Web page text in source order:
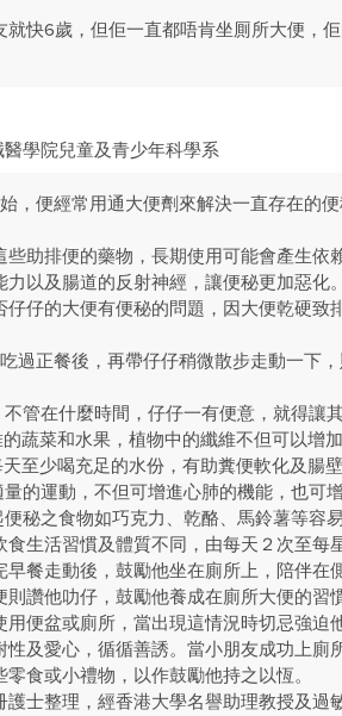
就快6歲，但佢一直都唔肯坐厠所大便，
學院兒童及青少年科學系
，便經常用通大便劑來解決一直存在的
些助排便的藥物，長期使用可能會產生
以及腸道的反射神經，讓便秘更加惡化。
仔仔的大便有便秘的問題，因大便乾硬
過正餐後，再帶仔仔稍微散步走動一下
管在什麼時間，仔仔一有便意，就得讓其
蔬菜和水果，植物中的纖維不但可以增
至少喝充足的水份，有助糞便軟化及腸壁
的運動，不但可增進心肺的機能，也可
秘之食物如巧克力、乾酪、馬鈴薯等容
食生活習慣及體質不同，由每天２次至每
早餐走動後，鼓勵他坐在廁所上，陪伴
則讚他叻仔，鼓勵他養成在廁所大便的
用便盆或廁所，當出現這情況時切忌強
性及愛心，循循善誘。當小朋友成功上
食或小禮物，以作鼓勵他持之以恆。
護士整理，經香港大學名譽助理教授及過